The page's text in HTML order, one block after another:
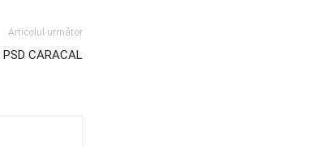
Articolul următor
PSD CARACAL